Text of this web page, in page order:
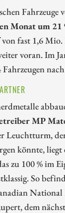
Monat um 21
fast 1,6
voran. Im
nach
MP
Leuchtturm,
könnte,
zu 100 % im
So
dem